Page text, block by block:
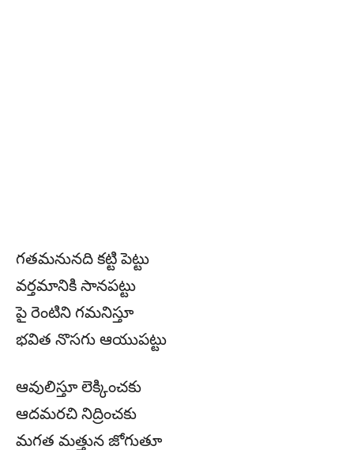
గతమనునది కట్టి పెట్టు
వర్తమానికి సానపట్టు
పై రెంటిని గమనిస్తూ
భవిత నొసగు ఆయుపట్టు
ఆవులిస్తూ లెక్కించకు
ఆదమరచి నిద్రించకు
మగత మత్తున జోగుతూ